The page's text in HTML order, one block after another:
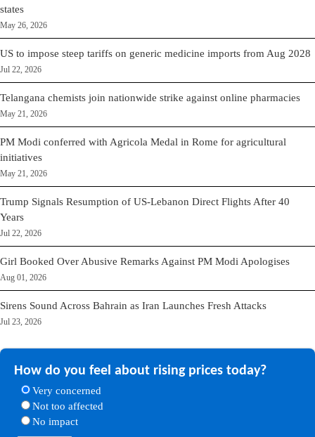
states
May 26, 2026
US to impose steep tariffs on generic medicine imports from Aug 2028
Jul 22, 2026
Telangana chemists join nationwide strike against online pharmacies
May 21, 2026
PM Modi conferred with Agricola Medal in Rome for agricultural
initiatives
May 21, 2026
Trump Signals Resumption of US-Lebanon Direct Flights After 40
Years
Jul 22, 2026
Girl Booked Over Abusive Remarks Against PM Modi Apologises
Aug 01, 2026
Sirens Sound Across Bahrain as Iran Launches Fresh Attacks
Jul 23, 2026
How do you feel about rising prices today?
Very concerned
Not too affected
No impact